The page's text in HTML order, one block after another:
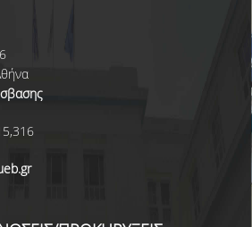
ΤΟΝ ΚΟΣΜΟ ΤΗΣ ΕΡΕΥΝΑΣ
ΔΙΑΚΡΙΣΕΙΣ